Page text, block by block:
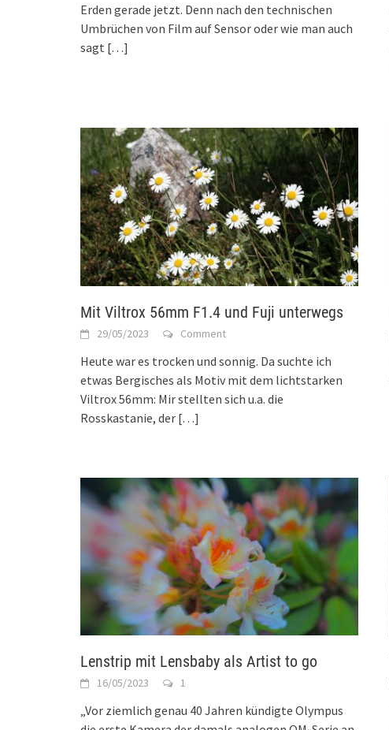
Erden gerade jetzt. Denn nach den technischen
Umbrüchen von Film auf Sensor oder wie man auch
sagt […]
Mit Viltrox 56mm F1.4 und Fuji unterwegs
29/05/2023 Comment
Heute war es trocken und sonnig. Da suchte ich
etwas Bergisches als Motiv mit dem lichtstarken
Viltrox 56mm: Mir stellten sich u.a. die
Rosskastanie, der […]
Lenstrip mit Lensbaby als Artist to go
16/05/2023 1
„Vor ziemlich genau 40 Jahren kündigte Olympus